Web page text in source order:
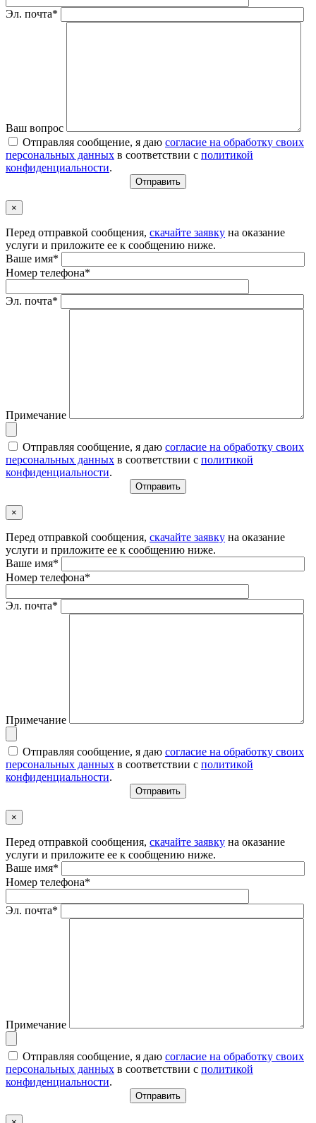
Эл. почта*
Ваш вопрос
Отправляя сообщение, я даю согласие на обработку своих
персональных данных в соответствии с политикой
конфиденциальности.
×
Перед отправкой сообщения, скачайте заявку на оказание
услуги и приложите ее к сообщению ниже.
Ваше имя*
Номер телефона*
Эл. почта*
Примечание
Отправляя сообщение, я даю согласие на обработку своих
персональных данных в соответствии с политикой
конфиденциальности.
×
Перед отправкой сообщения, скачайте заявку на оказание
услуги и приложите ее к сообщению ниже.
Ваше имя*
Номер телефона*
Эл. почта*
Примечание
Отправляя сообщение, я даю согласие на обработку своих
персональных данных в соответствии с политикой
конфиденциальности.
×
Перед отправкой сообщения, скачайте заявку на оказание
услуги и приложите ее к сообщению ниже.
Ваше имя*
Номер телефона*
Эл. почта*
Примечание
Отправляя сообщение, я даю согласие на обработку своих
персональных данных в соответствии с политикой
конфиденциальности.